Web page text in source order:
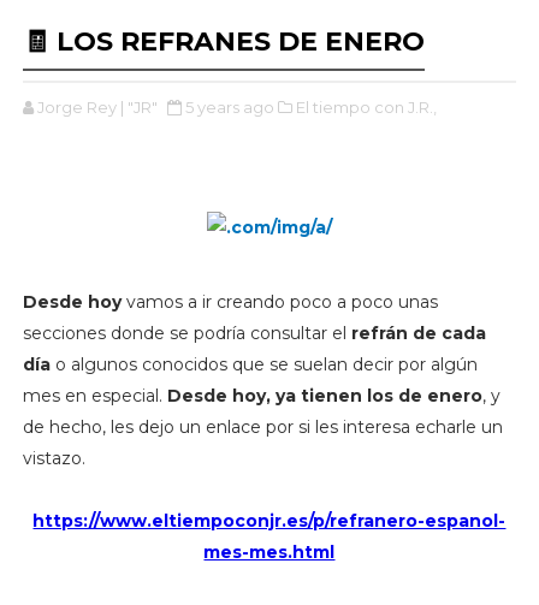
🧾 LOS REFRANES DE ENERO
Jorge Rey | "JR" 5 years ago El tiempo con J.R.,
Desde hoyvamos a ir creando poco a poco unas
secciones donde se podría consultar el refrán de cada
díao algunos conocidos que se suelan decir por algún
mes en especial. Desde hoy, ya tienen los de enero, y
de hecho, les dejo un enlace por si les interesa echarle un
vistazo.
https://www.eltiempoconjr.es/p/refranero-espanol-
mes-mes.html